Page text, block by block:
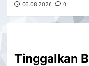
06.08.2026
0
Tinggalkan